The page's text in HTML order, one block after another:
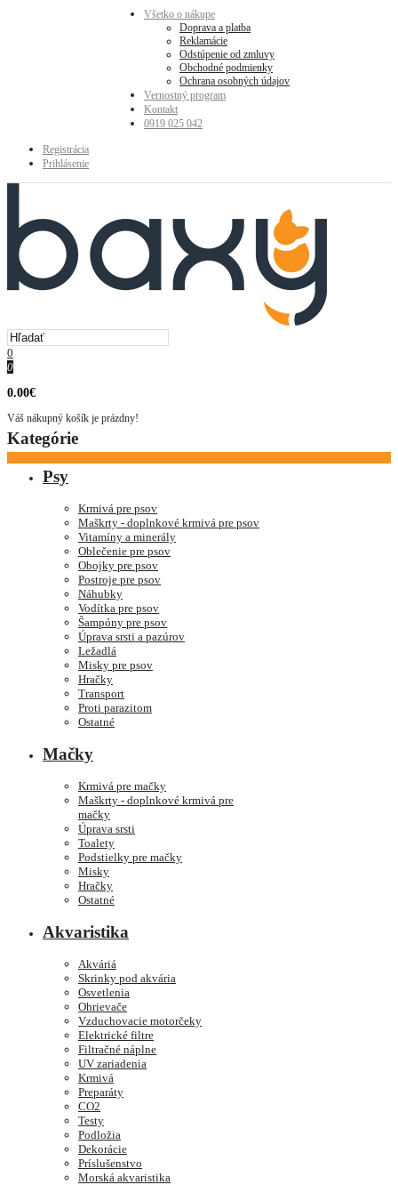
Všetko o nákupe
Doprava a platba
Reklamácie
Odstúpenie od zmluvy
Obchodné podmienky
Ochrana osobných údajov
Vernostný program
Kontakt
0919 025 042
Registrácia
Prihlásenie
0
0
0.00€
Váš nákupný košík je prázdny!
Kategórie
Psy
Krmivá pre psov
Maškrty - doplnkové krmivá pre psov
Vitamíny a minerály
Oblečenie pre psov
Obojky pre psov
Postroje pre psov
Náhubky
Vodítka pre psov
Šampóny pre psov
Úprava srsti a pazúrov
Ležadlá
Misky pre psov
Hračky
Transport
Proti parazitom
Ostatné
Mačky
Krmivá pre mačky
Maškrty - doplnkové krmivá pre
mačky
Úprava srsti
Toalety
Podstielky pre mačky
Misky
Hračky
Ostatné
Akvaristika
Akváriá
Skrinky pod akvária
Osvetlenia
Ohrievače
Vzduchovacie motorčeky
Elektrické filtre
Filtračné náplne
UV zariadenia
Krmivá
Preparáty
CO2
Testy
Podložia
Dekorácie
Príslušenstvo
Morská akvaristika